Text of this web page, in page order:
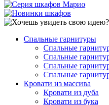
Спальные гарнитуры
Спальные
Спальные
Спальные
Спальные
Кровати из массива
Кровати из дуба
Кровати из бука